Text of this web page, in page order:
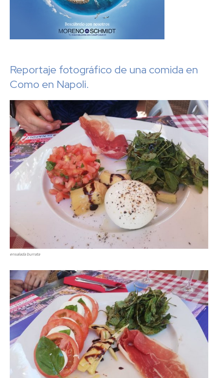
Reportaje fotográfico de una comida en
Como en Napoli.
ensalada burrata